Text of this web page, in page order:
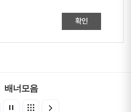
확인
배너모음